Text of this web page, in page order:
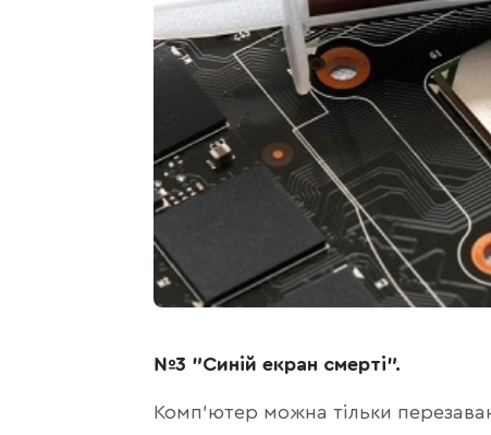
№3 "Синій екран смерті".
Комп'ютер можна тільки